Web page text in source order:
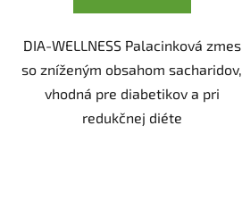
DIA-WELLNESS Palacinková zmes
so zníženým obsahom sacharidov,
vhodná pre diabetikov a pri
redukčnej diéte